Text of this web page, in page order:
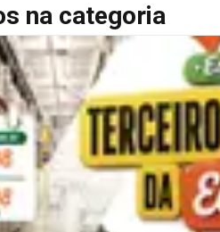
na categoria